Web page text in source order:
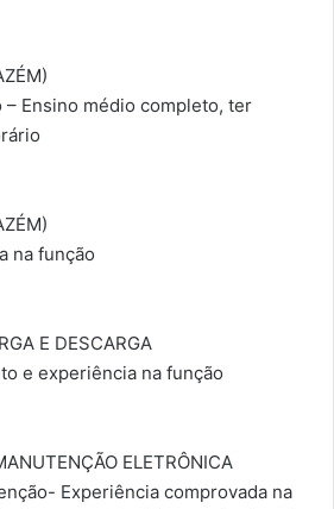
Ensino médio completo, ter
na função
E DESCARGA
e experiência na função
ELETRÔNICA
Experiência comprovada na